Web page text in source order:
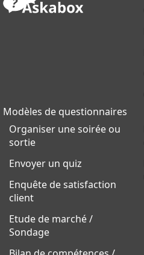
Modèles de questionnaires
Organiser une soirée ou
sortie
Envoyer un quiz
Enquête de satisfaction
client
Etude de marché /
Sondage